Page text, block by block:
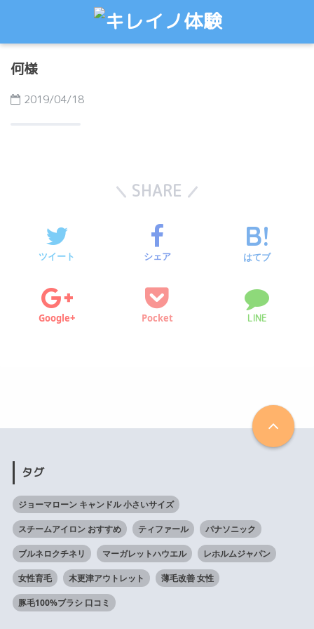
何様
2019/04/18
SHARE
ツイート シェア はてブ
Google+ Pocket LINE
タグ
ジョーマローン キャンドル 小さいサイズ
スチームアイロン おすすめ ティファール パナソニック
ブルネロクチネリ マーガレットハウエル レホルムジャパン
女性育毛 木更津アウトレット 薄毛改善 女性
豚毛100%ブラシ 口コミ